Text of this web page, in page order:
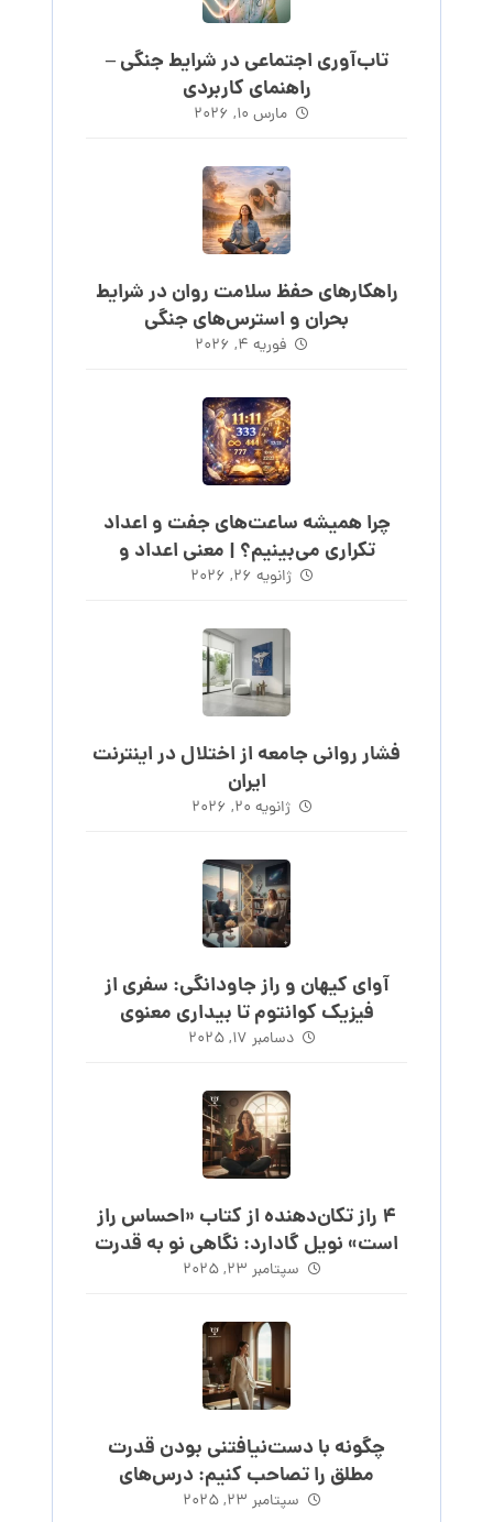
تاب‌آوری اجتماعی در شرایط جنگی –
راهنمای کاربردی
مارس ۱۰, ۲۰۲۶
راهکارهای حفظ سلامت روان در شرایط
بحران و استرس‌های جنگی
فوریه ۴, ۲۰۲۶
چرا همیشه ساعت‌های جفت و اعداد
تکراری می‌بینیم؟ | معنی اعداد و
ساعت‌های روند
ژانویه ۲۶, ۲۰۲۶
فشار روانی جامعه از اختلال در اینترنت
ایران
ژانویه ۲۰, ۲۰۲۶
آوای کیهان و راز جاودانگی: سفری از
فیزیک کوانتوم تا بیداری معنوی
دسامبر ۱۷, ۲۰۲۵
۴ راز تکان‌دهنده از کتاب «احساس راز
است» نویل گادارد: نگاهی نو به قدرت
احساس
سپتامبر ۲۳, ۲۰۲۵
چگونه با دست‌نیافتنی بودن قدرت
مطلق را تصاحب کنیم: درس‌های
ماکیاولی
سپتامبر ۲۳, ۲۰۲۵